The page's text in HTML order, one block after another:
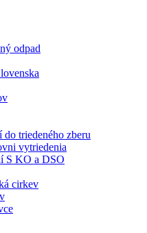
odpad
do triedeného zberu
vytriedenia
S KO a DSO
cirkev